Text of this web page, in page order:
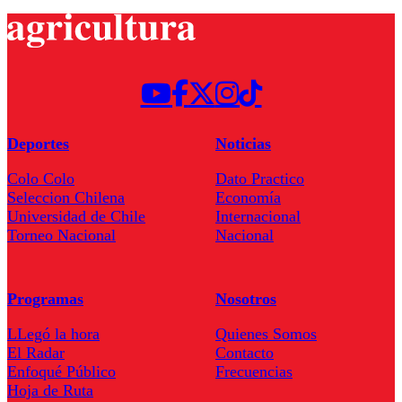
Deportes
Colo Colo
Seleccion Chilena
Universidad de Chile
Torneo Nacional
Noticias
Dato Practico
Economía
Internacional
Nacional
Programas
LLegó la hora
El Radar
Enfoqué Público
Hoja de Ruta
Nosotros
Quienes Somos
Contacto
Frecuencias